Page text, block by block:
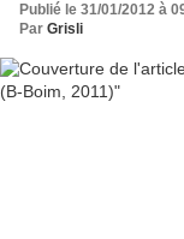
Publié le 31/01/2012 à
Par Grisli